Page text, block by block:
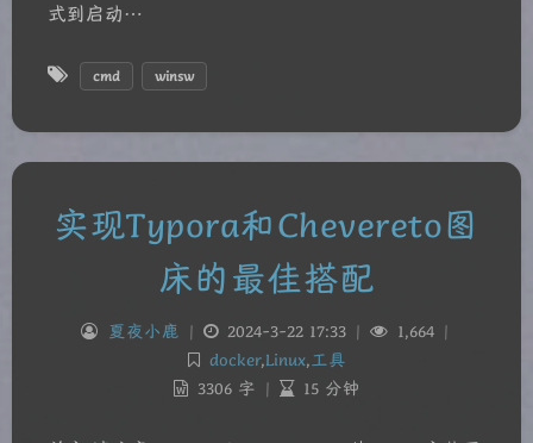
式到启动…
cmd winsw
实现Typora和Chevereto图
床的最佳搭配
夏夜小鹿 | 2024-3-22 17:33 | 1,664 |
docker,Linux,工具
3306 字 | 15 分钟